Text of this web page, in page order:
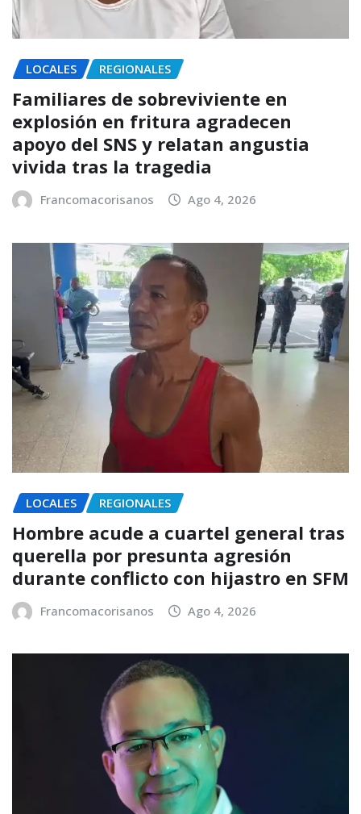
LOCALES REGIONALES
Familiares de sobreviviente en
explosión en fritura agradecen
apoyo del SNS y relatan angustia
vivida tras la tragedia
Francomacorisanos Ago 4, 2026
LOCALES REGIONALES
Hombre acude a cuartel general tras
querella por presunta agresión
durante conflicto con hijastro en SFM
Francomacorisanos Ago 4, 2026